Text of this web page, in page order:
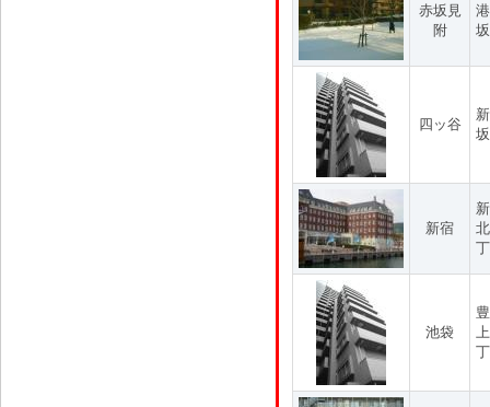
赤坂見
附
四ッ谷
新宿
池袋